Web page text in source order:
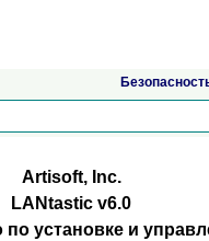
Artisoft, Inc.
LANtastic v6.0
по установке и